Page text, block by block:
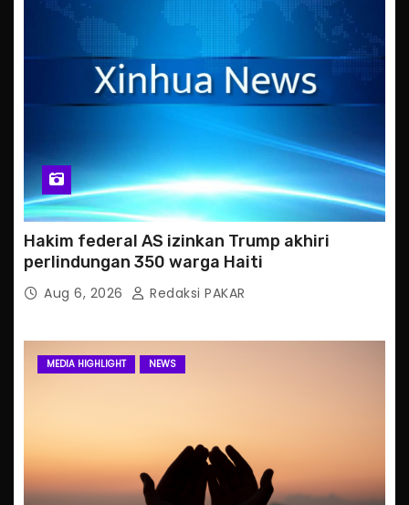
Hakim federal AS izinkan Trump akhiri
perlindungan 350 warga Haiti
Aug 6, 2026 Redaksi PAKAR
MEDIA HIGHLIGHT NEWS